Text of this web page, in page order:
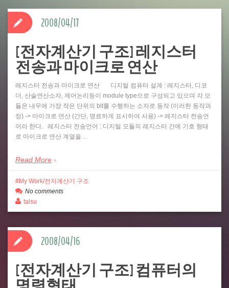
[전자계산기 구조] 레지스터
전송과 마이크로 연산
레지스터 전송과 마이크로 연산 디지털 컴퓨터 설계 : 레지스터, 디코
더, 산술연산소자, 제어논리등이 module type으로 구성되고 있으며 각 모
듈은 내무에 가장 작은 단위의 bit를 수행하는 소자로 동작 (이러한 동작과
정) -> 마이크로 연산 (간단, 명료하게 표시하여 사용) -> 레지스터 전송언
어라 한다. 레지스터 전송언어 : 디지털 모듈의 레지스터 간에 기호 형태
로 마이크로 연산 계열을…
Read More
2008/04/17
My Work/전자계산기 구조
No comments
talsu
[전자계산기 구조] 컴퓨터의
2008/04/16